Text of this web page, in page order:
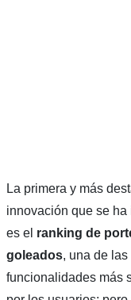
La primera y más
innovación que se ha
es el ranking de
goleados, una de las
funcionalidades más